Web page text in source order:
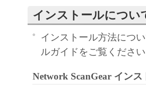
失、損害等について
任を負いません。
ユーザーは、日本国
許可等を得ることな
インストールについ
インストール方法につ
ルガイドをご覧ください
Network ScanGear インス